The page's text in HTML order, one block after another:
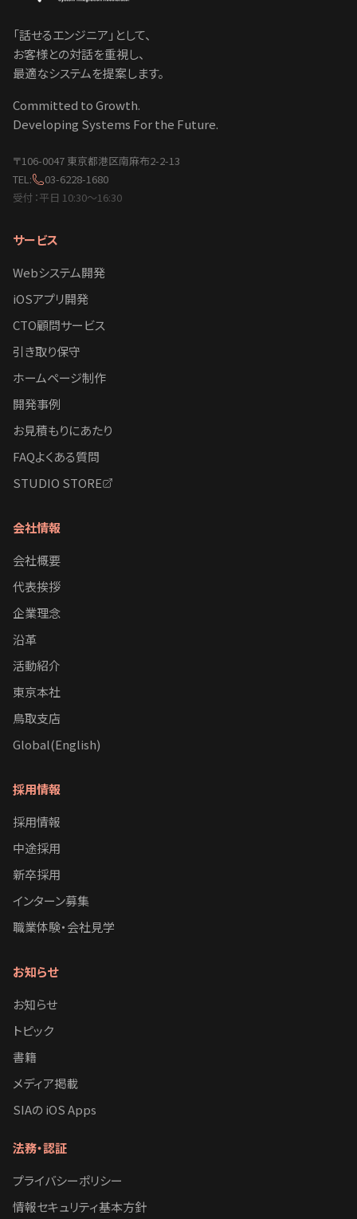
「話せるエンジニア」として、
お客様との対話を重視し、
最適なシステムを提案します。
Committed to Growth.
Developing Systems For the Future.
〒106-0047 東京都港区南麻布2-2-13
TEL:
03-6228-1680
受付：平日 10:30〜16:30
サービス
Webシステム開発
iOSアプリ開発
CTO顧問サービス
引き取り保守
ホームページ制作
開発事例
お見積もりにあたり
FAQよくある質問
STUDIO STORE
会社情報
会社概要
代表挨拶
企業理念
沿革
活動紹介
東京本社
鳥取支店
Global(English)
採用情報
採用情報
中途採用
新卒採用
インターン募集
職業体験・会社見学
お知らせ
お知らせ
トピック
書籍
メディア掲載
SIAの iOS Apps
法務・認証
プライバシーポリシー
情報セキュリティ基本方針